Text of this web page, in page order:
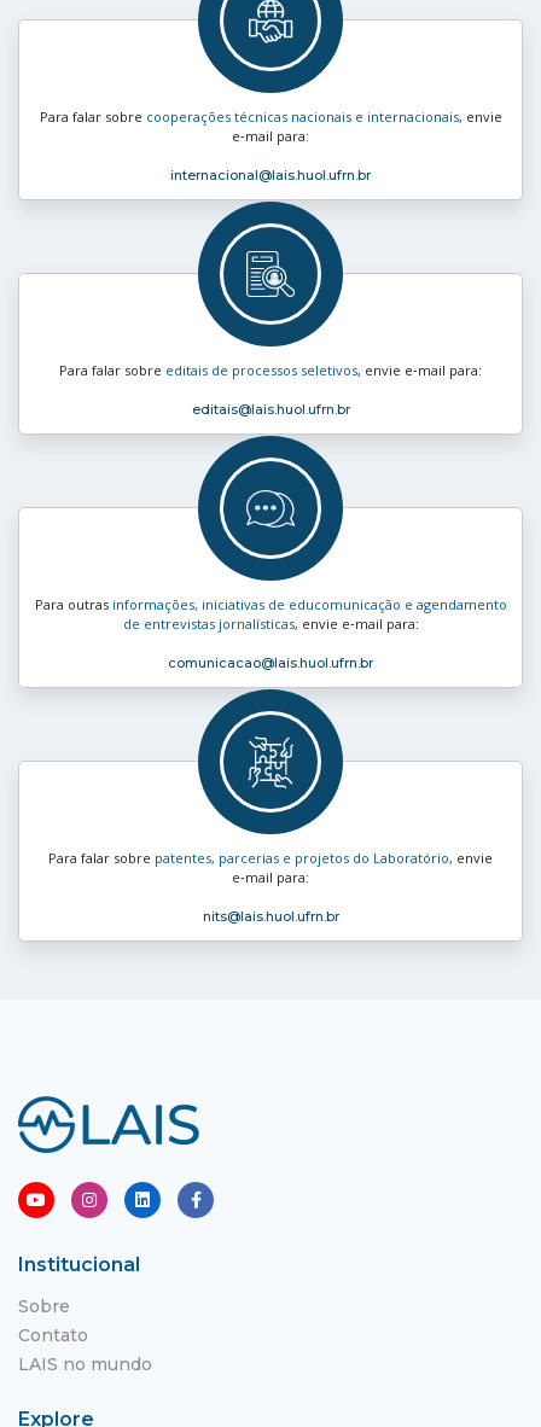
Para falar sobre cooperações técnicas nacionais e internacionais, envie
e‑mail para:
internacional@lais.huol.ufrn.br
Para falar sobre editais de processos seletivos, envie e‑mail para:
editais@lais.huol.ufrn.br
Para outras informações, iniciativas de educomunicação e agendamento
de entrevistas jornalísticas, envie e‑mail para:
comunicacao@lais.huol.ufrn.br
Para falar sobre patentes, parcerias e projetos do Laboratório, envie
e‑mail para:
nits@lais.huol.ufrn.br
Institucional
Sobre
Contato
LAIS no mundo
Explore